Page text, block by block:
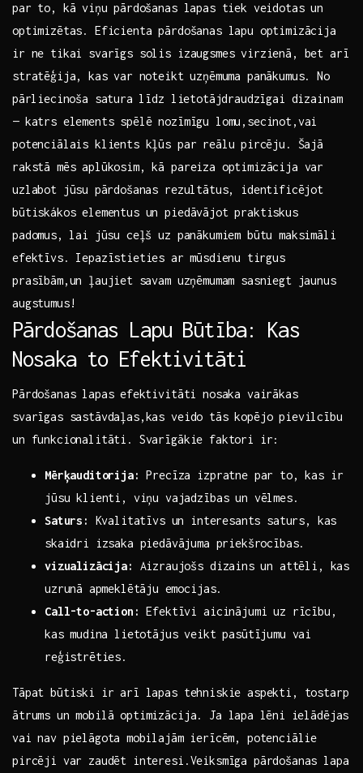
par​ to, kā⁣ viņu pārdošanas‌ lapas tiek veidotas un​
optimizētas. ​Eficienta pārdošanas lapu ‍optimizācija ​
ir ne tikai svarīgs solis izaugsmes virzienā, bet⁣ arī
stratēģija, kas ⁣var noteikt uzņēmuma‌ panākumus. No
⁤pārliecinoša satura ⁤līdz lietotājdraudzīgai dizainam
— katrs elements spēlē nozīmīgu lomu,secinot,vai
potenciālais klients kļūs‍ par reālu⁣ pircēju. Šajā‍
rakstā mēs​ aplūkosim, kā​ pareiza optimizācija var
uzlabot jūsu ⁤pārdošanas rezultātus, identificējot
būtiskákos elementus​ un piedāvājot praktiskus​
padomus, ⁢lai‍ jūsu ceļš uz panākumiem būtu‌ maksimāli
efektīvs.‌ Iepazīstieties ⁢ar mūsdienu⁤ tirgus‌
prasībām,un ļaujiet ⁤savam uzņēmumam sasniegt jaunus
augstumus!
Pārdošanas Lapu Būtība: Kas
Nosaka to ​Efektivitāti
Pārdošanas lapas⁣ efektivitāti‌ nosaka vairākas
svarīgas sastāvdaļas,kas veido‍ tās kopējo pievilcību
un funkcionalitāti. Svarīgākie ​faktori ir:
Mērķauditorija: Precīza izpratne ​par to, kas ir
jūsu klienti, viņu vajadzības un​ vēlmes.
Saturs:
⁢Kvalitatīvs un⁣ interesants saturs, kas
skaidri izsaka piedāvājuma⁢ priekšrocības.
vizualizācija:
Aizraujošs dizains⁢ un attēli, kas
uzrunā⁢ apmeklētāju ⁤emocijas.
Call-to-action: Efektīvi aicinājumi uz rīcību,
⁣kas mudina ‍lietotājus veikt pasūtījumu vai⁤
reģistrēties.
Tāpat būtiski ir arī lapas tehniskie aspekti, tostarp⁣
ātrums un mobilā optimizācija. Ja lapa ⁤lēni⁤ ielādējas
vai‌ nav ‍pielāgota⁣ mobilajām ierīcēm, potenciālie
pircēji var zaudēt ​interesi.Veiksmīga pārdošanas lapa⁤